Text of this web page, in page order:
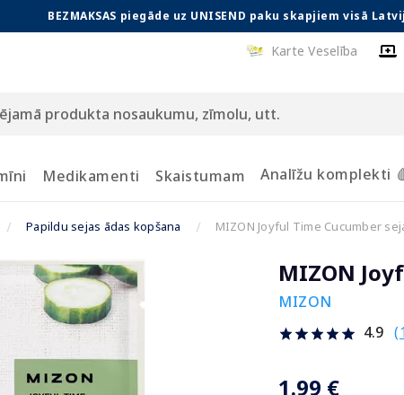
BEZMAKSAS piegāde uz UNISEND paku skapjiem visā
Karte Veselība
Medikamenti Skaistumam Analīžu komplekti
Papildu sejas ādas kopšana MIZON Joyful Time Cucumber
MIZON
MIZON
4.9
1.99 €